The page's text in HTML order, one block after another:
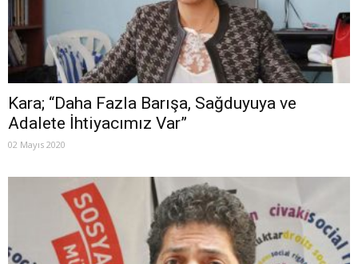
Kara; “Daha Fazla Barışa, Sağduyuya ve
Adalete İhtiyacımız Var”
02 Mayıs 2020